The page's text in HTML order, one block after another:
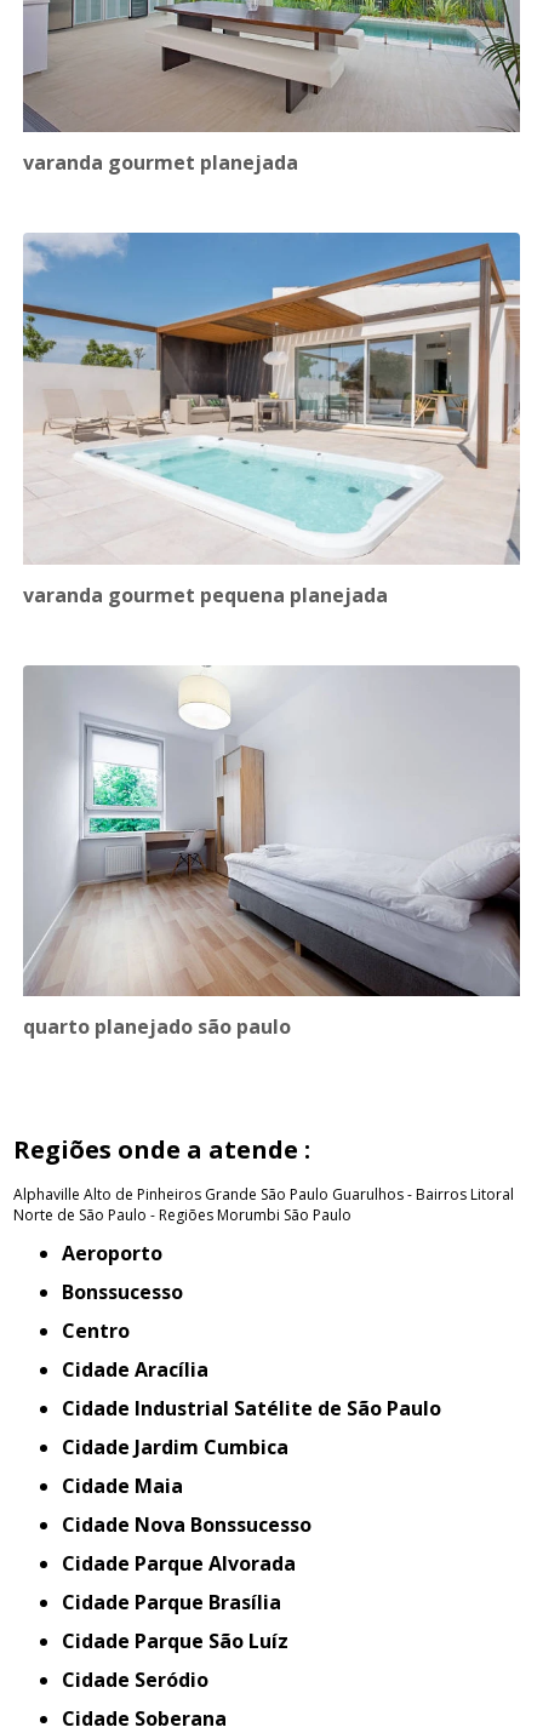
varanda gourmet planejada
varanda gourmet pequena planejada
quarto planejado são paulo
Regiões onde a atende :
Alphaville Alto de Pinheiros Grande São Paulo Guarulhos - BairrosLitoral
Norte de São Paulo - RegiõesMorumbi São Paulo
Aeroporto
Bonssucesso
Centro
Cidade Aracília
Cidade Industrial Satélite de São Paulo
Cidade Jardim Cumbica
Cidade Maia
Cidade Nova Bonssucesso
Cidade Parque Alvorada
Cidade Parque Brasília
Cidade Parque São Luíz
Cidade Seródio
Cidade Soberana